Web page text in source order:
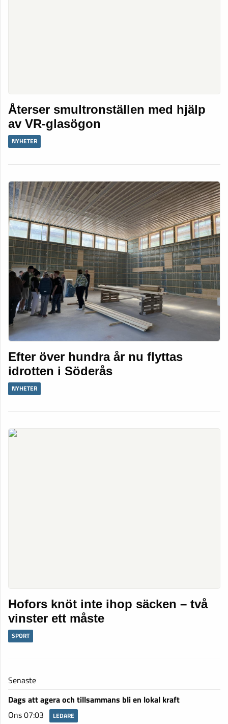
Återser smultronställen med hjälp
av VR-glasögon
NYHETER
Efter över hundra år nu flyttas
idrotten i Söderås
NYHETER
Hofors knöt inte ihop säcken – två
vinster ett måste
SPORT
Senaste
Dags att agera och tillsammans bli en lokal kraft
Ons 07:03
LEDARE